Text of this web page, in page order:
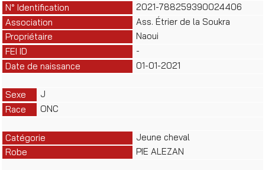
N° Identification
2021-788259390024406
Association
Ass. Étrier de la Soukra
Propriétaire
Naoui
FEI ID
-
Date de naissance
01-01-2021
Sexe
J
Race
ONC
Catégorie
Jeune cheval
Robe
PIE ALEZAN